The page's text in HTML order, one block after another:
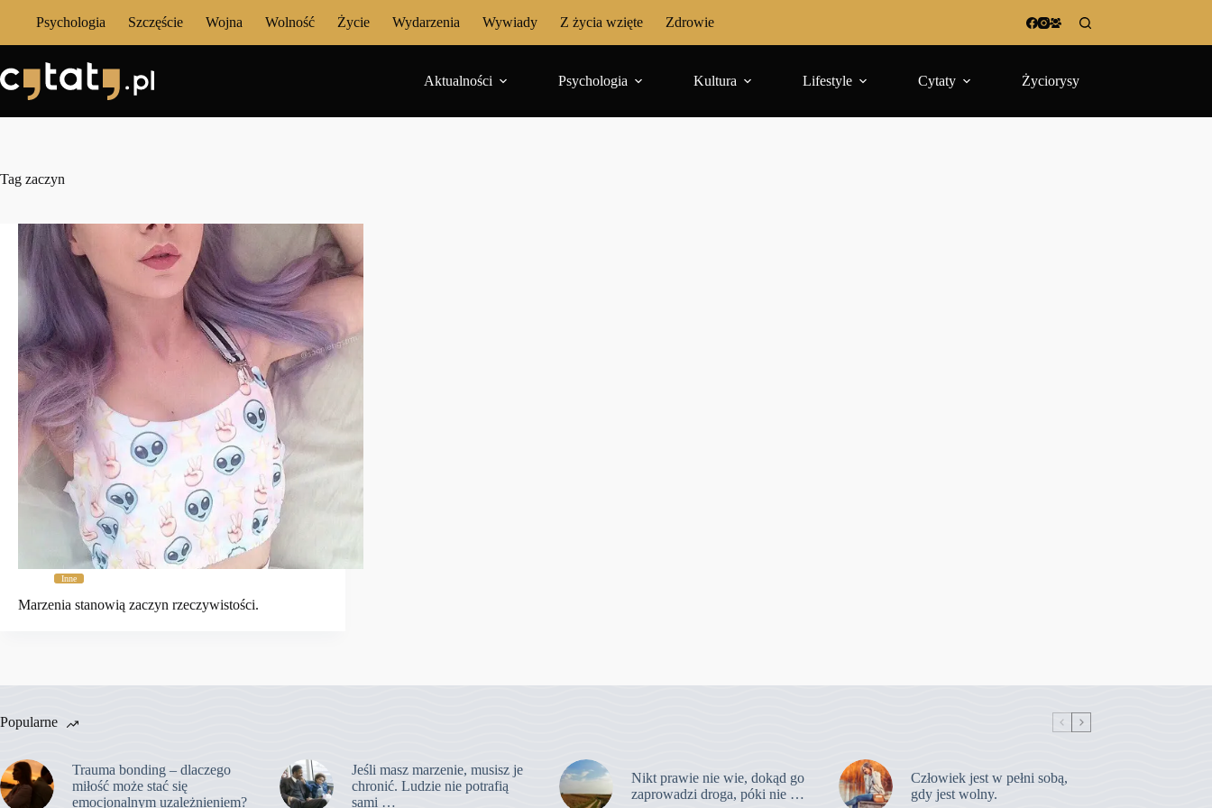
Psychologia Szczęście Wojna Wolność Życie Wydarzenia Wywiady Z życia wzięte Zdrowie
Aktualności Psychologia Kultura Lifestyle Cytaty Życiorysy
Tag zaczyn
Inne
Marzenia stanowią zaczyn rzeczywistości.
Popularne
Trauma bonding – dlaczego
miłość może stać się
emocjonalnym uzależnieniem?
Jeśli masz marzenie, musisz je
chronić. Ludzie nie potrafią
sami …
Nikt prawie nie wie, dokąd go
zaprowadzi droga, póki nie …
Człowiek jest w pełni sobą,
gdy jest wolny.